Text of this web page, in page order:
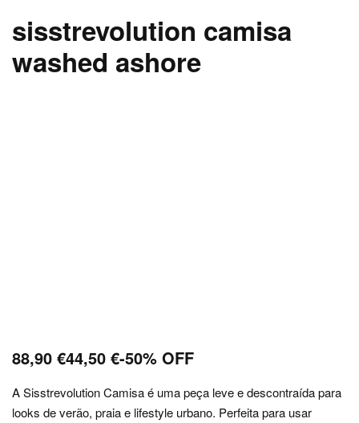
sisstrevolution camisa
washed ashore
88,90 €44,50 €-50% OFF
A Sisstrevolution Camisa é uma peça leve e descontraída para
looks de verão, praia e lifestyle urbano. Perfeita para usar